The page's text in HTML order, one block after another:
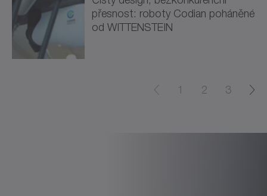
přesnost: roboty Codian poháněné
od WITTENSTEIN
1 2 3